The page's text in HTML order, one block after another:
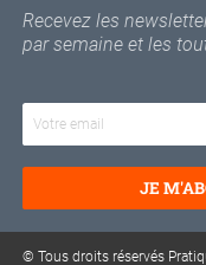
Recevez les
par semaine et les
r
e
e
JE
© Tous droits réservés